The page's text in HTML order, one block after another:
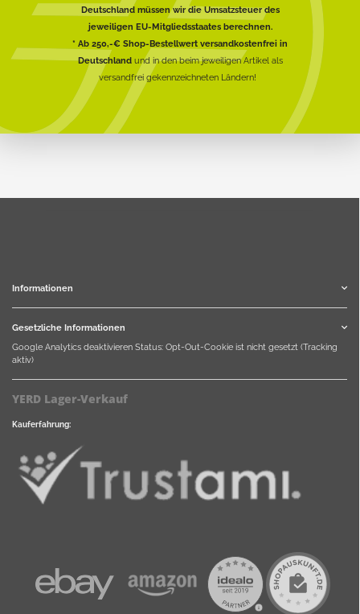
Deutschland müssen wir die Umsatzsteuer des
jeweiligen EU-Mitgliedsstaates berechnen.
* Ab 250,-€ Shop-Bestellwert versandkostenfrei in
Deutschlandund in den beim jeweiligen Artikel als
versandfrei gekennzeichneten Ländern!
Informationen
Gesetzliche Informationen
Google Analytics deaktivieren Status: Opt-Out-Cookie ist nicht gesetzt (Tracking
aktiv)
YERD Lager-Verkauf
Kauferfahrung: